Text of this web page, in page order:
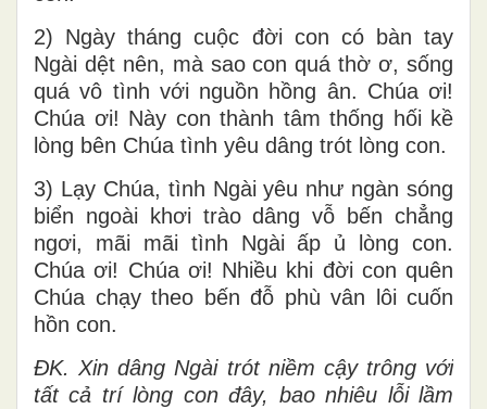
2) Ngày tháng cuộc đời con có bàn tay
Ngài dệt nên, mà sao con quá thờ ơ, sống
quá vô tình với nguồn hồng ân. Chúa ơi!
Chúa ơi! Này con thành tâm thống hối kề
lòng bên Chúa tình yêu dâng trót lòng con.
3) Lạy Chúa, tình Ngài yêu như ngàn sóng
biển ngoài khơi trào dâng vỗ bến chẳng
ngơi, mãi mãi tình Ngài ấp ủ lòng con.
Chúa ơi! Chúa ơi! Nhiều khi đời con quên
Chúa chạy theo bến đỗ phù vân lôi cuốn
hồn con.
ĐK. Xin dâng Ngài trót niềm cậy trông với
tất cả trí lòng con đây, bao nhiêu lỗi lầm